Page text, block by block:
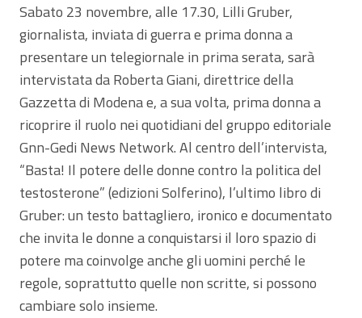
Sabato 23 novembre, alle 17.30, Lilli Gruber,
giornalista, inviata di guerra e prima donna a
presentare un telegiornale in prima serata, sarà
intervistata da Roberta Giani, direttrice della
Gazzetta di Modena e, a sua volta, prima donna a
ricoprire il ruolo nei quotidiani del gruppo editoriale
Gnn-Gedi News Network. Al centro dell’intervista,
“Basta! Il potere delle donne contro la politica del
testosterone” (edizioni Solferino), l’ultimo libro di
Gruber: un testo battagliero, ironico e documentato
che invita le donne a conquistarsi il loro spazio di
potere ma coinvolge anche gli uomini perché le
regole, soprattutto quelle non scritte, si possono
cambiare solo insieme.